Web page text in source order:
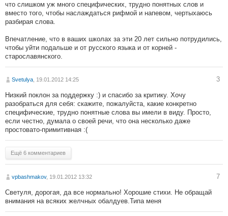
что слишком уж много специфических, трудно понятных слов и
вместо того, чтобы наслаждаться рифмой и напевом, чертыхаюсь
разбирая слова.
Впечатление, что в ваших школах за эти 20 лет сильно потрудились,
чтобы уйти подальше и от русского языка и от корней -
старославянского.
Svetulya , 19.01.2012 14:25 3
Низкий поклон за поддержку :) и спасибо за критику. Хочу
разобраться для себя: скажите, пожалуйста, какие конкретно
специфические, трудно понятные слова вы имели в виду. Просто,
если честно, думала о своей речи, что она несколько даже
простовато-примитивная :(
Ещё 6 комментариев
vpbashmakov, 19.01.2012 13:32 7
Светуля, дорогая, да все нормально! Хорошие стихи. Не обращай
внимания на всяких желчных обалдуев.Типа меня